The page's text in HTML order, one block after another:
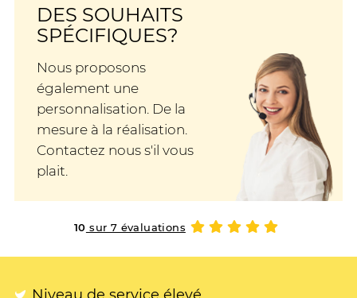
DES SOUHAITS
SPÉCIFIQUES?
Nous proposons
également une
personnalisation. De la
mesure à la réalisation.
Contactez nous s'il vous
plait.
10 sur 7 évaluations